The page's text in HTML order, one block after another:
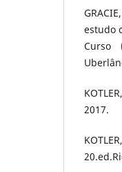
estudo
Curso
2017.